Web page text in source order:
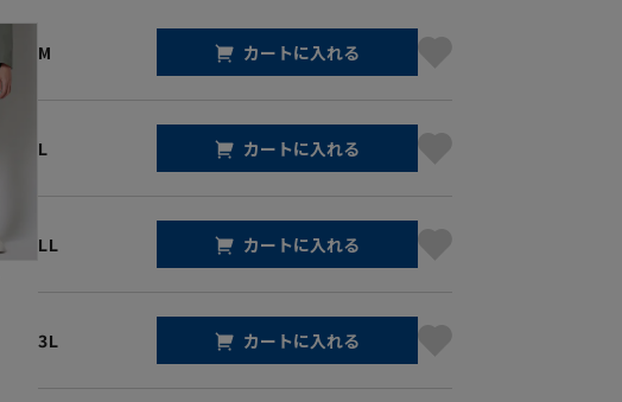
M カートに入れる
L カートに入れる
LL カートに入れる
3L カートに入れる